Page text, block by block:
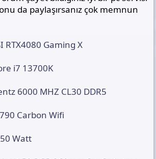
da paylaşırsanız çok memnun
RTX4080 Gaming X
i7 13700K
6000 MHZ CL30 DDR5
Carbon Wifi
Watt